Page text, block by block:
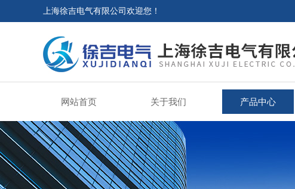
上海徐吉电气有限公司欢迎您！
网站首页 关于我们 产品中心